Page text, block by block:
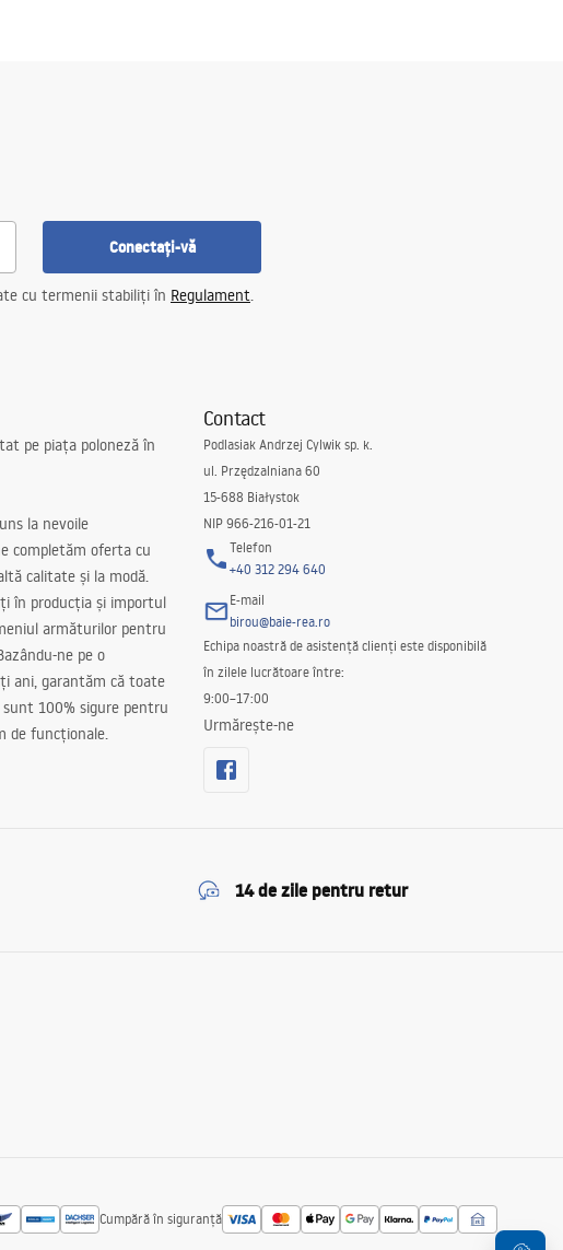
Conectați-vă
cu termenii stabiliți în Regulament.
pe piața poloneză în
la nevoile
completăm oferta cu
calitate și la modă.
în producția și importul
armăturilor pentru
ne pe o
ani, garantăm că toate
sunt 100% sigure pentru
de funcționale.
Contact
Podlasiak Andrzej Cylwik sp. k.
ul. Przędzalniana 60
15-688 Białystok
NIP 966-216-01-21
Telefon
+40 312 294 640
E-mail
birou@baie-rea.ro
Echipa noastră de asistență clienți este disponibilă
în zilele lucrătoare între:
9:00–17:00
Urmărește-ne
14 de zile pentru retur
Cumpără în siguranță